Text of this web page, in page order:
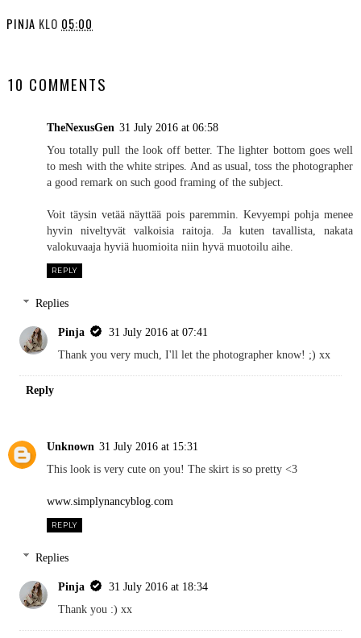
PINJA KLO 05:00
10 COMMENTS
TheNexusGen 31 July 2016 at 06:58
You totally pull the look off better. The lighter bottom goes well
to mesh with the white stripes. And as usual, toss the photographer
a good remark on such good framing of the subject.
Voit täysin vetää näyttää pois paremmin. Kevyempi pohja menee
hyvin niveltyvät valkoisia raitoja. Ja kuten tavallista, nakata
valokuvaaja hyviä huomioita niin hyvä muotoilu aihe.
REPLY
Replies
Pinja
31 July 2016 at 07:41
Thank you very much, I'll let the photographer know! ;) xx
Reply
Unknown 31 July 2016 at 15:31
This look is very cute on you! The skirt is so pretty <3
www.simplynancyblog.com
REPLY
Replies
Pinja
31 July 2016 at 18:34
Thank you :) xx